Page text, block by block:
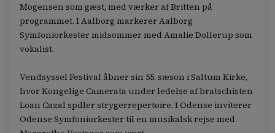
Mogensen som gæst, med værker af Britten på
programmet. I Aalborg markerer Aalborg
Symfoniorkester midsommer med Amalie Dollerup som
vokalist.
Vendsyssel Festival åbner sin 55. sæson i Saltum Kirke,
hvor Kongelige Camerata under ledelse af bratschisten
Loan Cazal spiller strygerrepertoire. I Odense inviterer
Odense Symfoniorkester til en musikalsk rejse med